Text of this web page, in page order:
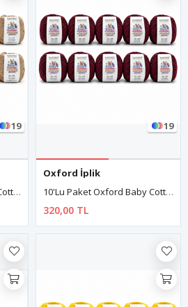
19
10'lu Paket Oxford Baby Cotton Amigurumi Punch 50gr/150m No:140 Nohut
19
Oxford İplik
10'lu Paket Oxford Baby Cotton Amigurumi Punch 50gr/150m No:150 Mürdüm
320,00 TL